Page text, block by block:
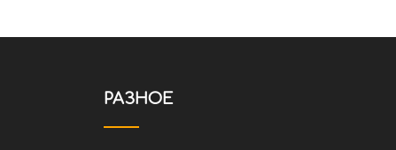
РАЗНОЕ